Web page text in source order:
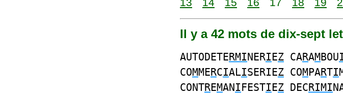
Il y a 42 mots de dix-sept
AUTODETERMINERIEZ CARAMBOU
COMMERCIALISERIEZ COMPARTI
CONTREMANIFESTIEZ DECRIMI